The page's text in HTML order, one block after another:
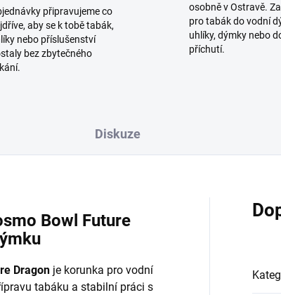
připravujeme co
aby se k tobě tabák,
nebo příslušenství
bez zbytečného
osobně v Ostravě.
pro tabák do vodní
uhlíky, dýmky nebo
příchutí.
Diskuze
Bowl Future
Dragon je korunka pro vodní
tabáku a stabilní práci s